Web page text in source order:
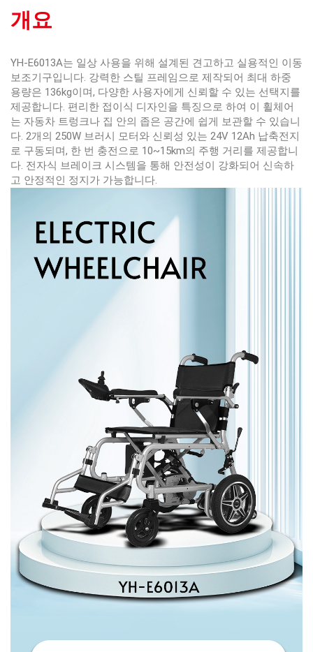
개요
YH-E6013A는 일상 사용을 위해 설계된 견고하고 실용적인 이동
보조기구입니다. 강력한 스틸 프레임으로 제작되어 최대 하중
용량은 136kg이며, 다양한 사용자에게 신뢰할 수 있는 선택지를
제공합니다. 편리한 접이식 디자인을 특징으로 하여 이 휠체어
는 자동차 트렁크나 집 안의 좁은 공간에 쉽게 보관할 수 있습니
다. 2개의 250W 브러시 모터와 신뢰성 있는 24V 12Ah 납축전지
로 구동되며, 한 번 충전으로 10~15km의 주행 거리를 제공합니
다. 전자식 브레이크 시스템을 통해 안전성이 강화되어 신속하
고 안정적인 정지가 가능합니다.